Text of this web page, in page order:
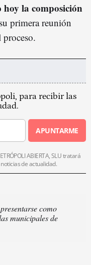
hoy la composición
primera reunión
proceso.
para recibir las
APUNTARME
ABIERTA, SLU tratará
de actualidad.
como
municipales de